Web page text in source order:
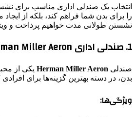
انتخاب یک صندلی اداری مناسب برای
را برای بدن شما فراهم کند، بلکه از
نشستن طولانی مدت خواهیم پرداخت و
1. صندلی اداری Miller Aeron
صندلی Herman Miller Aeron یکی از
بدن، در دسته بهترین گزینه‌ها برای
ویژگی‌ها: